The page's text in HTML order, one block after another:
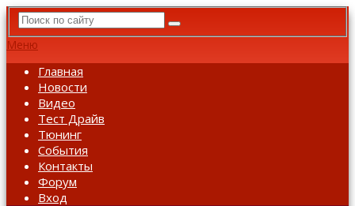
Меню
Главная
Новости
Видео
Тест Драйв
Тюнинг
События
Контакты
Форум
Вход